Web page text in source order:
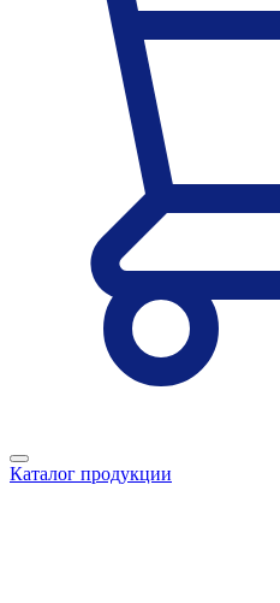
Каталог продукции